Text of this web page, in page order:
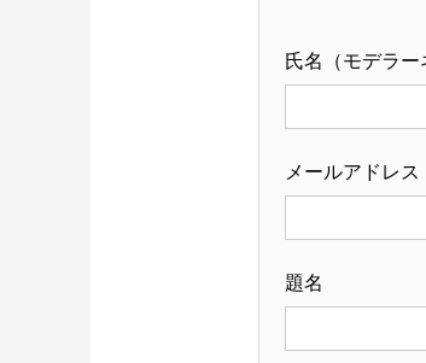
氏名（モデラー
メールアドレス
題名